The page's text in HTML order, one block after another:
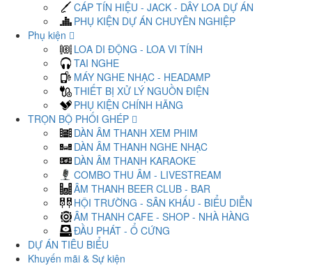
CÁP TÍN HIỆU - JACK - DÂY LOA DỰ ÁN
PHỤ KIỆN DỰ ÁN CHUYÊN NGHIỆP
Phụ kiện
LOA DI ĐỘNG - LOA VI TÍNH
TAI NGHE
MÁY NGHE NHẠC - HEADAMP
THIẾT BỊ XỬ LÝ NGUỒN ĐIỆN
PHỤ KIỆN CHÍNH HÃNG
TRỌN BỘ PHỐI GHÉP
DÀN ÂM THANH XEM PHIM
DÀN ÂM THANH NGHE NHẠC
DÀN ÂM THANH KARAOKE
COMBO THU ÂM - LIVESTREAM
ÂM THANH BEER CLUB - BAR
HỘI TRƯỜNG - SÂN KHẤU - BIỂU DIỄN
ÂM THANH CAFE - SHOP - NHÀ HÀNG
ĐẦU PHÁT - Ổ CỨNG
DỰ ÁN TIÊU BIỂU
Khuyến mãi & Sự kiện